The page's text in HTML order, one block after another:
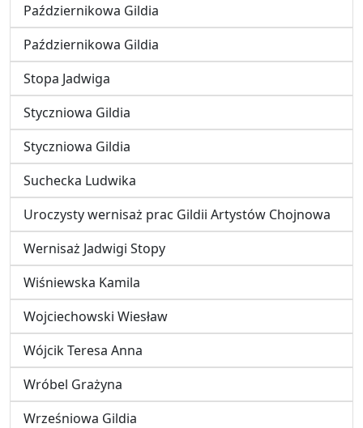
Październikowa Gildia
Październikowa Gildia
Stopa Jadwiga
Styczniowa Gildia
Styczniowa Gildia
Suchecka Ludwika
Uroczysty wernisaż prac Gildii Artystów Chojnowa
Wernisaż Jadwigi Stopy
Wiśniewska Kamila
Wojciechowski Wiesław
Wójcik Teresa Anna
Wróbel Grażyna
Wrześniowa Gildia